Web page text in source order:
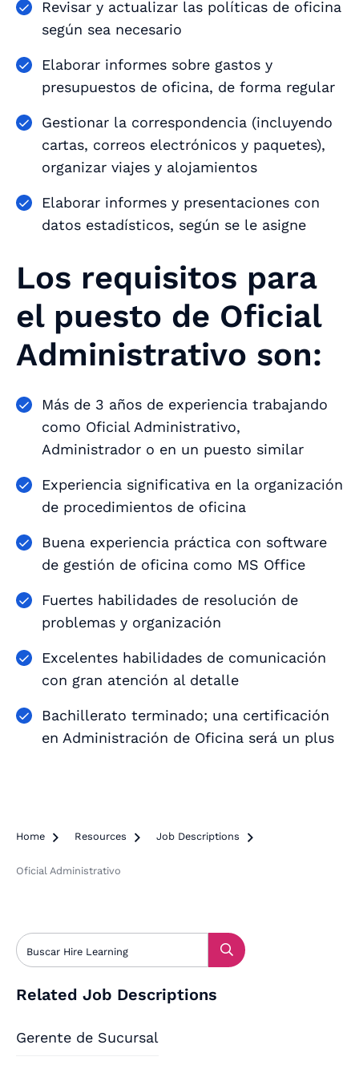
Revisar y actualizar las políticas de oficina
según sea necesario
Elaborar informes sobre gastos y
presupuestos de oficina, de forma regular
Gestionar la correspondencia (incluyendo
cartas, correos electrónicos y paquetes),
organizar viajes y alojamientos
Elaborar informes y presentaciones con
datos estadísticos, según se le asigne
Los requisitos para
el puesto de Oficial
Administrativo son:
Más de 3 años de experiencia trabajando
como Oficial Administrativo,
Administrador o en un puesto similar
Experiencia significativa en la organización
de procedimientos de oficina
Buena experiencia práctica con software
de gestión de oficina como MS Office
Fuertes habilidades de resolución de
problemas y organización
Excelentes habilidades de comunicación
con gran atención al detalle
Bachillerato terminado; una certificación
en Administración de Oficina será un plus
Home  Resources  Job Descriptions 
Oficial Administrativo
Related Job Descriptions
Gerente de Sucursal